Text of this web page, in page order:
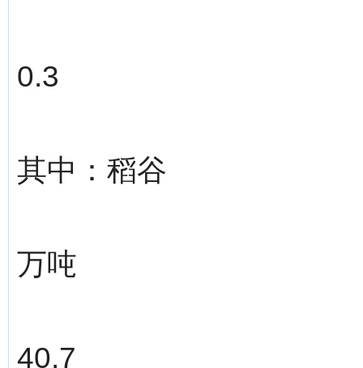
0.3
其中：稻谷
万吨
40.7